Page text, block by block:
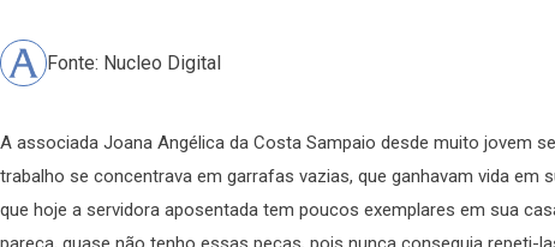
Fonte: Nucleo Digital
A associada Joana Angélica da Costa Sampaio desde muito jovem
trabalho se concentrava em garrafas vazias, que ganhavam vida
que hoje a servidora aposentada tem poucos exemplares em sua